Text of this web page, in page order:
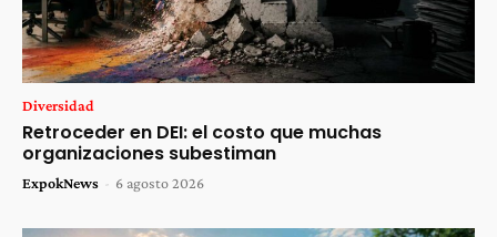
Diversidad
Retroceder en DEI: el costo que muchas
organizaciones subestiman
ExpokNews - 6 agosto 2026